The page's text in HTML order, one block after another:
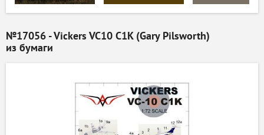
№17056 - Vickers VC10 C1K (Gary Pilsworth)
из бумаги